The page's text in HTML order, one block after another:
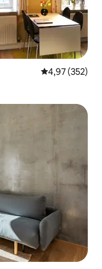
Nilai rata-rata
4,97 (352)